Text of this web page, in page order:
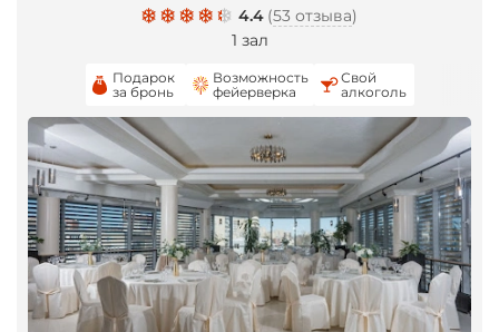
4.4 (53 отзыва)
1 зал
Подарок
за бронь
Возможность
фейерверка
Свой
алкоголь